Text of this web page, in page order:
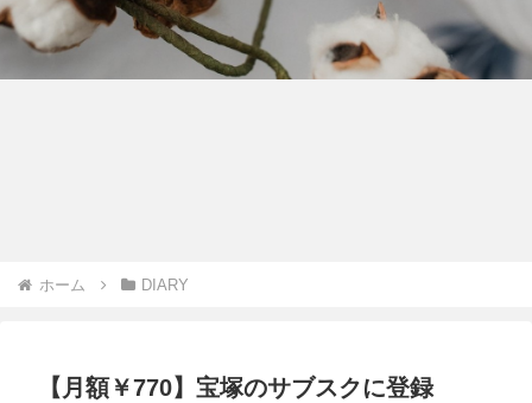
ホーム DIARY
【月額￥770】宝塚のサブスクに登録